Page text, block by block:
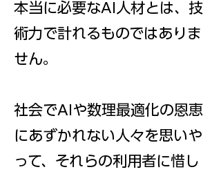
本当に必要なAI人材とは、技
術力で計れるものではありま
せん。
社会でAIや数理最適化の恩恵
にあずかれない人々を思いや
って、それらの利用者に惜し